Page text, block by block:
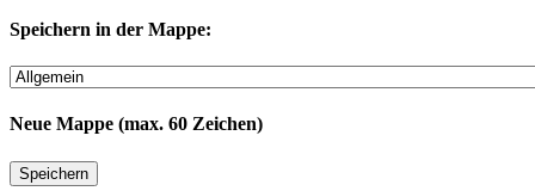
Speichern in der Mappe:
Neue Mappe (max. 60 Zeichen)
Speichern